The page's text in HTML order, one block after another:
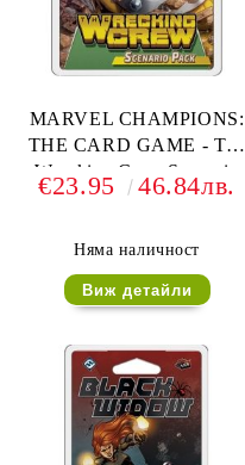
MARVEL CHAMPIONS:
THE CARD GAME - The
Wrecking Crew Scenario
Pack
€23.95 46.84лв.
Няма наличност
Виж детайли